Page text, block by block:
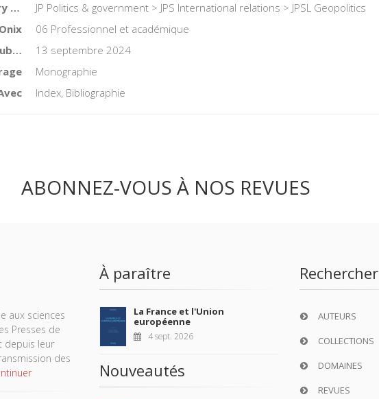
BIC subject category (UK)
JP Politics & government > JPS International relations > JPSL Geopolitics
06 Professionnel et académique
Date de première publication du titre
13 septembre 2024
Monographie
Index, Bibliographie
ABONNEZ-VOUS À NOS REVUES
aux sciences
Presses de
depuis leur
des
À paraître
La France et l'Union
européenne
4 sept. 2026
Nouveautés
Rechercher
AUTEURS
COLLECTIONS
DOMAINES
REVUES